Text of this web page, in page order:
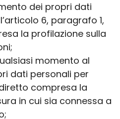
dei propri dati
6, paragrafo 1,
la profilazione sulla
momento al
dati personali per
compresa la
in cui sia connessa a